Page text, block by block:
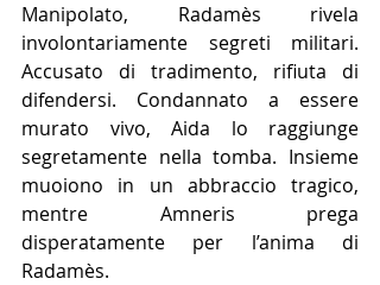
Manipolato, Radamès rivela
involontariamente segreti militari.
Accusato di tradimento, rifiuta di
difendersi. Condannato a essere
murato vivo, Aida lo raggiunge
segretamente nella tomba. Insieme
muoiono in un abbraccio tragico,
mentre Amneris prega
disperatamente per l’anima di
Radamès.